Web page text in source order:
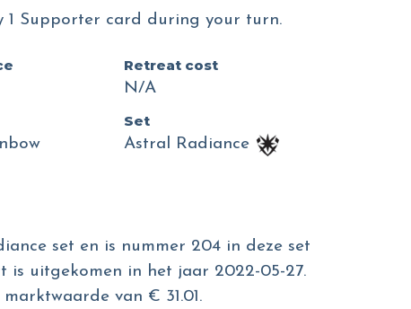
1 Supporter card during your turn.
Retreat cost
N/A
Set
Astral Radiance
set en is nummer 204 in deze set
is uitgekomen in het jaar 2022-05-27.
van € 31.01.